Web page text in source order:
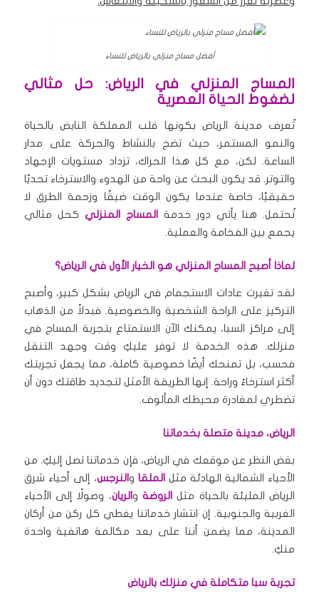
أفضل مساج منزلي بالرياض للنساء
المساج المنزلي في الرياض: حل مثالي
لضغوط الحياة العصرية
تُعرف مدينة الرياض بكونها قلب المملكة النابض بالحياة
والنمو المستمر، حيث تضج بالنشاط والحركة على مدار
الساعة. لكن، مع كل هذا الحراك، تزداد مستويات الإجهاد
والتوتر. قد يكون البحث عن واحة من الهدوء والاسترخاء تحديًا
حقيقيًا، خاصة عندما يكون الوقت ضيقًا وزحمة الطرق لا
تُحتمل. هنا يأتي دور خدمةالمساج المنزلي كحل مثالي
يجمع بين الفخامة والعملية.
لماذا أصبح المساج المنزلي هو الخيار الأول في الرياض؟
لقد تغيرت عادات الاستجمام في الرياض بشكل كبير، وأصبح
التركيز على الراحة الشخصية والخصوصية. فبدلاً من الذهاب
إلى مراكز السبا، يمكنك الآن الاستمتاع بتجربة المساج في
منزلك. هذه الخدمة لا توفر عليكِ وقت وجهد التنقل
فحسب، بل تمنحك أيضًا خصوصية كاملة، مما يجعل تجربتك
أكثر استرخاءً وراحة. إنها الطريقة الأمثل لتجديد طاقتك دون أن
تضطري لمغادرة محيطك المألوف.
الرياض، مدينة متصلة بخدماتنا
بغض النظر عن موقعك في الرياض، فإن خدماتنا تصل إليكِ. من
الأحياء الشمالية الهادئة مثل الملقاوالنرجس، إلى أحياء شرق
الرياض المليئة بالحياة مثل الروضةوالريان، وصولًا إلى الأحياء
الغربية والجنوبية. إن انتشار خدماتنا يغطي كل ركن من أركان
المدينة، مما يضمن أننا على بعد مكالمة هاتفية واحدة
منكِ.
تجربة سبا متكاملة في منزلك بالرياض